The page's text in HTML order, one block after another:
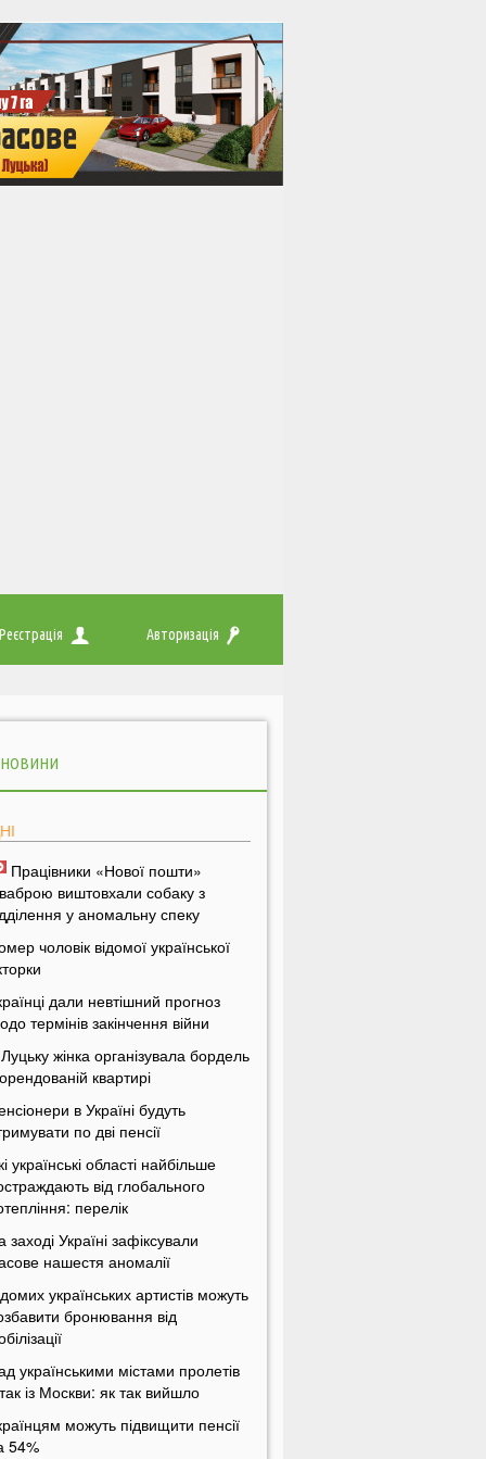
Реєстрація Авторизація
НОВИНИ
Працівники «Нової пошти»
виштовхали собаку з
у аномальну спеку
чоловік відомої української
дали невтішний прогноз
термінів закінчення війни
жінка організувала бордель
квартирі
в Україні будуть
по дві пенсії
українські області найбільше
від глобального
перелік
заході Україні зафіксували
нашестя аномалії
українських артистів можуть
бронювання від
українськими містами пролетів
із Москви: як так вийшло
можуть підвищити пенсії
54%